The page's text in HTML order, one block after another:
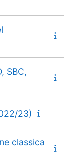
SBC,
23)
classica